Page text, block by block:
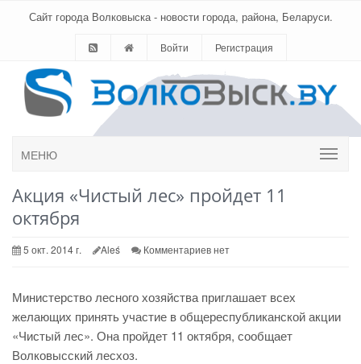
Сайт города Волковыска - новости города, района, Беларуси.
Войти Регистрация
МЕНЮ
Акция «Чистый лес» пройдет 11
октября
5 окт. 2014 г. Aleś Комментариев нет
Министерство лесного хозяйства приглашает всех
желающих принять участие в общереспубликанской акции
«Чистый лес». Она пройдет 11 октября, сообщает
Волковысский лесхоз.